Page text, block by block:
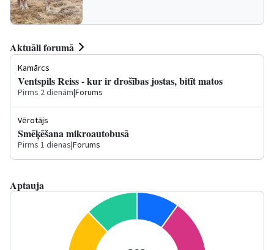
Aktuāli forumā
Kamārcs
Ventspils Reiss - kur ir drošības jostas, bitīt matos
Pirms 2 dienām|Forums
Vērotājs
Smēķēšana mikroautobusā
Pirms 1 dienas|Forums
Aptauja